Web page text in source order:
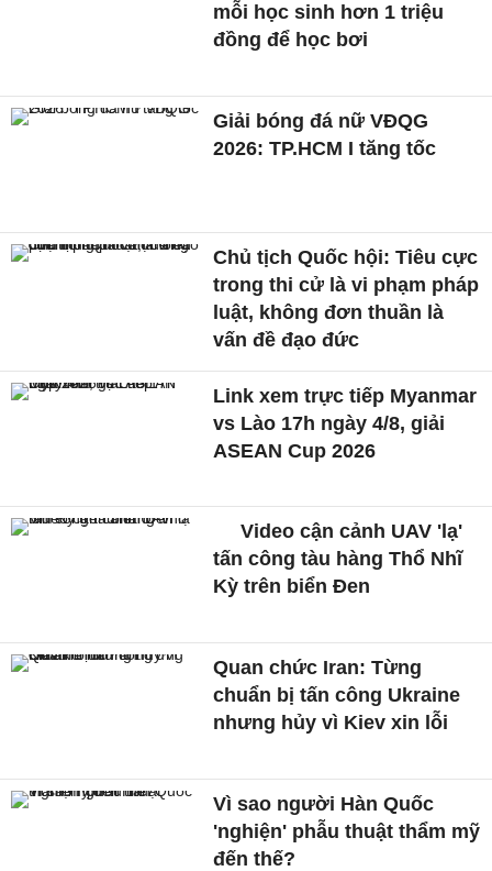
mỗi học sinh hơn 1 triệu
đồng để học bơi
Giải bóng đá nữ VĐQG
2026: TP.HCM I tăng tốc
Chủ tịch Quốc hội: Tiêu cực
trong thi cử là vi phạm pháp
luật, không đơn thuần là
vấn đề đạo đức
Link xem trực tiếp Myanmar
vs Lào 17h ngày 4/8, giải
ASEAN Cup 2026
Video cận cảnh UAV 'lạ'
tấn công tàu hàng Thổ Nhĩ
Kỳ trên biển Đen
Quan chức Iran: Từng
chuẩn bị tấn công Ukraine
nhưng hủy vì Kiev xin lỗi
Vì sao người Hàn Quốc
'nghiện' phẫu thuật thẩm mỹ
đến thế?